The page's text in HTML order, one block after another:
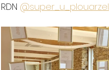
RDN @super_u_plouarzel